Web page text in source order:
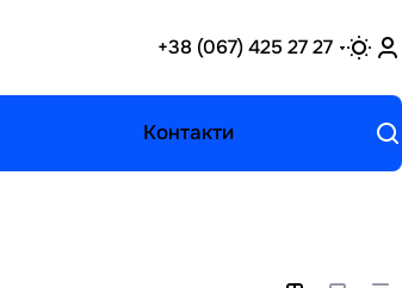
+38 (067) 425 27 27
Контакти